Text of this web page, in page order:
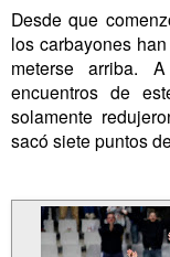
Desde que
los carbayones
meterse arriba.
encuentros de
solamente
sacó siete puntos